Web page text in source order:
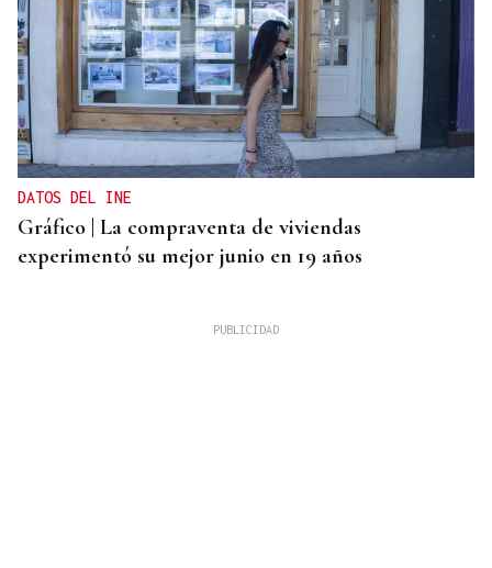
DATOS DEL INE
Gráfico | La compraventa de viviendas
experimentó su mejor junio en 19 años